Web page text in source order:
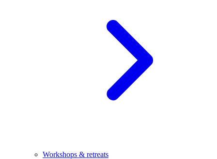
Workshops & retreats